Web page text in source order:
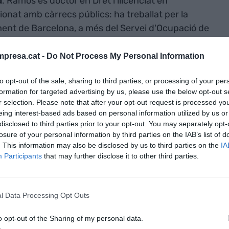
- Do Not Process My Personal Information
opt-out of the sale, sharing to third parties, or processing of your
for targeted advertising by us, please use the below opt-out
selection. Please note that after your opt-out request is processed
interest-based ads based on personal information utilized by us
to third parties prior to your opt-out. You may separately
of your personal information by third parties on the IAB’s list of
This information may also be disclosed by us to third parties on the
Participants that may further disclose it to other third parties.
Data Processing Opt Outs
opt-out of the Sharing of my personal data.
amb càrrecs públics: ha treballat per la
de Barcelona, a més del Servei d'Ocupació de
des del 1989.
l'objectiu d'executar l'estratègia corporativa de
mercaderies. Entre algunes de les
de les operacions diàries o l'organització de la
a més de l'optimització de processos.
Relat
la nova
i
del Circuit